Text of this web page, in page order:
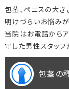
包茎、ペニスの大き
明けづらいお悩みが
当院はお電話から
守した男性スタッフ
包茎の